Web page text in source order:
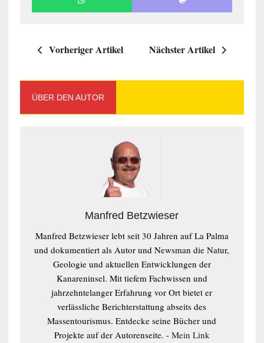
Vorheriger Artikel Nächster Artikel
ÜBER DEN AUTOR
Manfred Betzwieser
Manfred Betzwieser lebt seit 30 Jahren auf La Palma
und dokumentiert als Autor und Newsman die Natur,
Geologie und aktuellen Entwicklungen der
Kanareninsel. Mit tiefem Fachwissen und
jahrzehntelanger Erfahrung vor Ort bietet er
verlässliche Berichterstattung abseits des
Massentourismus. Entdecke seine Bücher und
Projekte auf der Autorenseite. - Mein Link